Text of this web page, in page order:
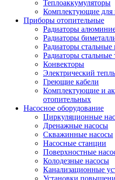
Теплоаккумуляторы
Комплектующие для
Приборы отопительные
Радиаторы
Радиаторы
Радиаторы стальные
Радиаторы стальные
Конвекторы
Электрический
Греющие кабели
Комплектующие и
отопительных
Насосное оборудование
Циркуляционные
Дренажные насосы
Скважинные насосы
Насосные станции
Поверхностные
Колодезные насосы
Канализационные
Установки